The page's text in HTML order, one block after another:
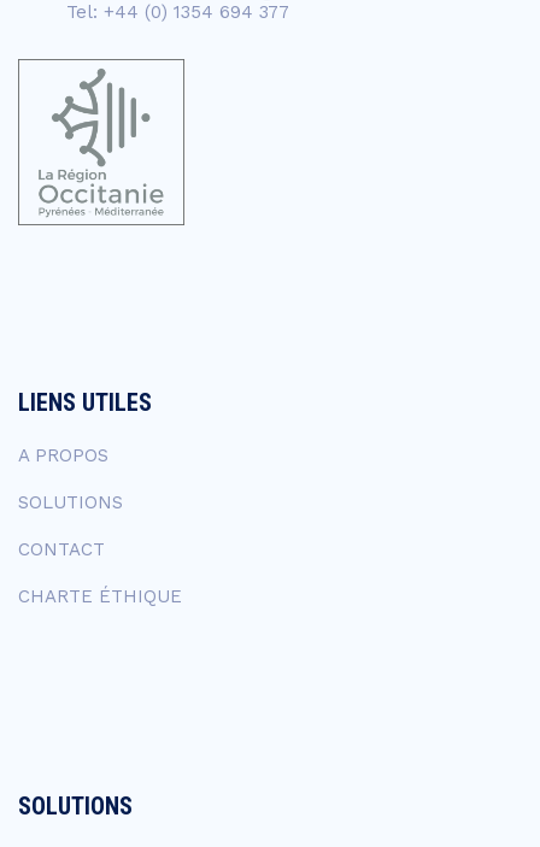
Tel: +44 (0) 1354 694 377
LIENS UTILES
A PROPOS
SOLUTIONS
CONTACT
CHARTE ÉTHIQUE
SOLUTIONS